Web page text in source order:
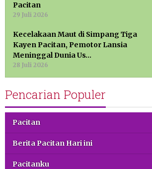
Pacitan
29 Juli 2026
Kecelakaan Maut di Simpang Tiga
Kayen Pacitan, Pemotor Lansia
Meninggal Dunia Us…
28 Juli 2026
Pencarian Populer
Pacitan
Berita Pacitan Hari ini
Pacitanku